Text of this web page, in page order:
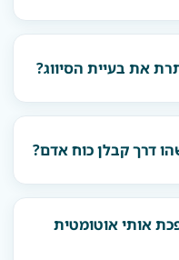
דרך קבלן כוח אדם?
אותי אוטומטית